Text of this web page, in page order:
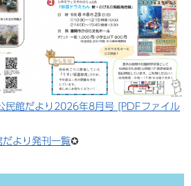
民館だより2026年8月号 [PDFファイル
より発刊一覧✪​